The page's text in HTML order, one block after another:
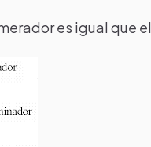
es igual que